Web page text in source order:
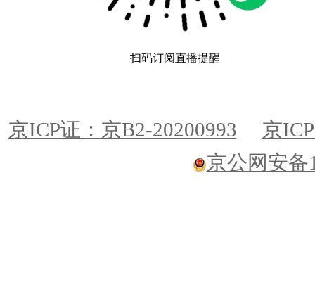
扫码订阅直播提醒
京ICP证：京B2-20200993
京
京公网安备